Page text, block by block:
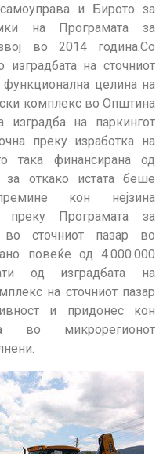
и Бирото за
на Програмата за
во 2014 година.Со
изградбата на сточниот
целина на
комплекс во Општина
на паркингот
преку изработка на
така финансирана од
откако истата беше
кон нејзина
преку Програмата за
сточниот пазар во
повеќе од 4.000.000
од изградбата на
на сточниот пазар
и придонес кон
во микрорегионот